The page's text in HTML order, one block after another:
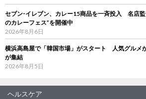
セブン‐イレブン、カレー15商品を一斉投入 名店
のカレーフェス”を開催中
2026年8月6日
横浜高島屋で「韓国市場」がスタート 人気グルメ
が集結
2026年8月5日
ヘルスケア